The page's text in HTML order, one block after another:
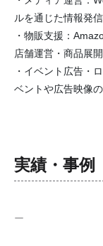
ルを通じた情報発
・物販支援：
店舗運営・商品展開
・イベント広告・
ベントや広告映像
実績・事例
ー